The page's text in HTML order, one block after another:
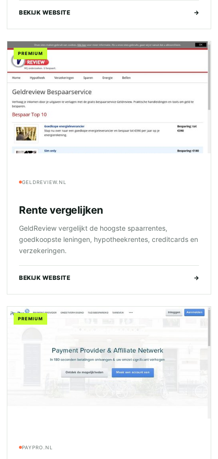
BEKIJK WEBSITE →
PREMIUM
GELDREVIEW.NL
Rente vergelijken
GeldReview vergelijkt de hoogste spaarrentes,
goedkoopste leningen, hypotheekrentes, creditcards en
verzekeringen.
BEKIJK WEBSITE →
PREMIUM
PAYPRO.NL